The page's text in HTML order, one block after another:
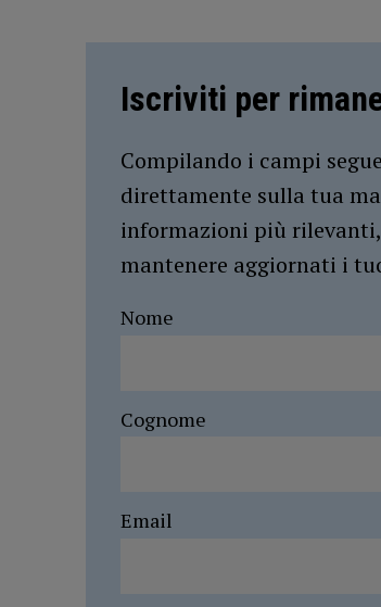
Iscriviti per
Compilando i campi
direttamente sulla tua
informazioni più
mantenere aggiornati i
Nome
Cognome
Email